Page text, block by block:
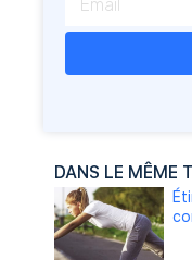
DANS LE MÊME